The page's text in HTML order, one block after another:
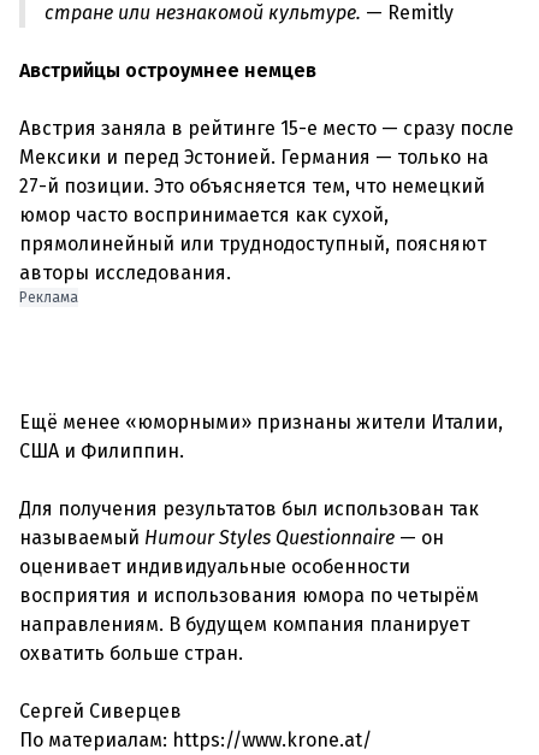
стране или незнакомой культуре. — Remitly
Австрийцы остроумнее немцев
Австрия заняла в рейтинге 15-е место — сразу после
Мексики и перед Эстонией. Германия — только на
27-й позиции. Это объясняется тем, что немецкий
юмор часто воспринимается как сухой,
прямолинейный или труднодоступный, поясняют
авторы исследования.
Реклама
Ещё менее «юморными» признаны жители Италии,
США и Филиппин.
Для получения результатов был использован так
называемый Humour Styles Questionnaire — он
оценивает индивидуальные особенности
восприятия и использования юмора по четырём
направлениям. В будущем компания планирует
охватить больше стран.
Сергей Сиверцев
По материалам: https://www.krone.at/